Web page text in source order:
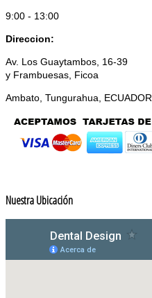
9:00 - 13:00
Direccion:
Av. Los Guaytambos, 16-39
y Frambuesas, Ficoa
Ambato, Tungurahua, ECUADOR
Nuestra Ubicación